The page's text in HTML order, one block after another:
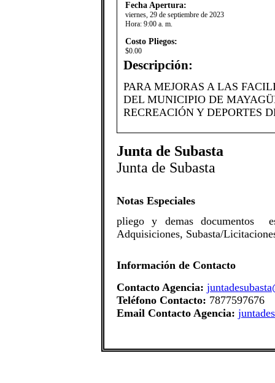
Fecha Apertura:
viernes, 29 de septiembre de 2023
Hora: 9:00 a. m.
Costo Pliegos:
$0.00
Descripción:
PARA MEJORAS A LAS
DEL MUNICIPIO DE
RECREACIÓN Y DEPORTES
Junta de Subasta
Junta de Subasta
Notas Especiales
​pliego y demas documentos
Adquisiciones, Subasta/
Información de Contacto
Contacto Agencia:
Teléfono Contacto: 7877597676
Email Contacto Agencia: